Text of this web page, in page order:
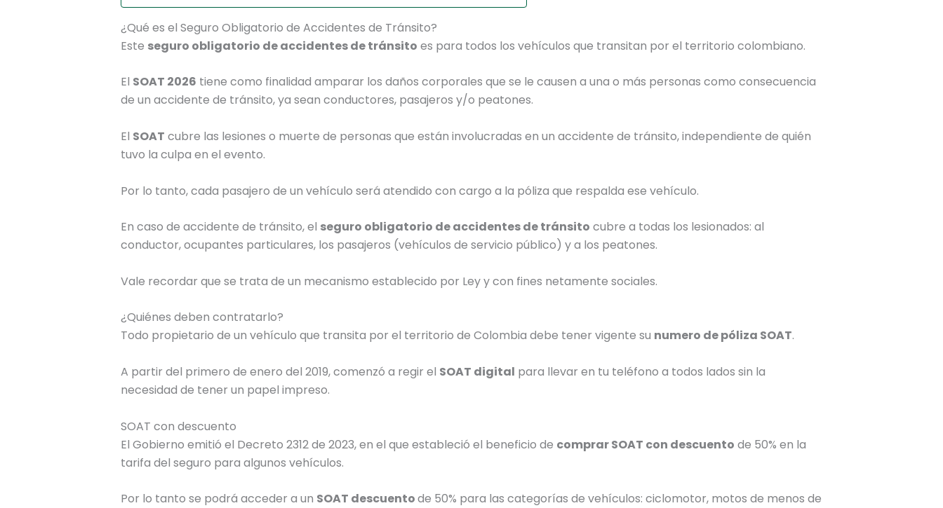
¿Qué es el Seguro Obligatorio de Accidentes de Tránsito?
Este seguro obligatorio de accidentes de tránsito es para todos los vehículos que transitan por el territorio colombiano.
El SOAT 2026 tiene como finalidad amparar los daños corporales que se le causen a una o más personas como consecuencia
de un accidente de tránsito, ya sean conductores, pasajeros y/o peatones.
El SOAT cubre las lesiones o muerte de personas que están involucradas en un accidente de tránsito, independiente de quién
tuvo la culpa en el evento.
Por lo tanto, cada pasajero de un vehículo será atendido con cargo a la póliza que respalda ese vehículo.
En caso de accidente de tránsito, el seguro obligatorio de accidentes de tránsito cubre a todas los lesionados: al
conductor, ocupantes particulares, los pasajeros (vehículos de servicio público) y a los peatones.
Vale recordar que se trata de un mecanismo establecido por Ley y con fines netamente sociales.
¿Quiénes deben contratarlo?
Todo propietario de un vehículo que transita por el territorio de Colombia debe tener vigente su numero de póliza SOAT.
A partir del primero de enero del 2019, comenzó a regir el SOAT digital para llevar en tu teléfono a todos lados sin la
necesidad de tener un papel impreso.
SOAT con descuento
El Gobierno emitió el Decreto 2312 de 2023, en el que estableció el beneficio de comprar SOAT con descuento de 50% en la
tarifa del seguro para algunos vehículos.
Por lo tanto se podrá acceder a un SOAT descuentode 50% para las categorías de vehículos: ciclomotor, motos de menos de